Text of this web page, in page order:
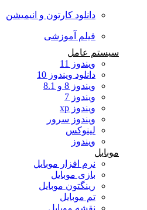
دانلود کارتون و انیمیشن
فیلم آموزشی
سیستم عامل
ویندوز 11
دانلود ویندوز 10
ویندوز 8 و 8.1
ویندوز 7
ویندوز xp
ویندوز سرور
لینوکس
ویندوز
نرم افزار موبایل
بازی موبایل
رینگتون موبایل
تم موبایل
نقشه موبایل